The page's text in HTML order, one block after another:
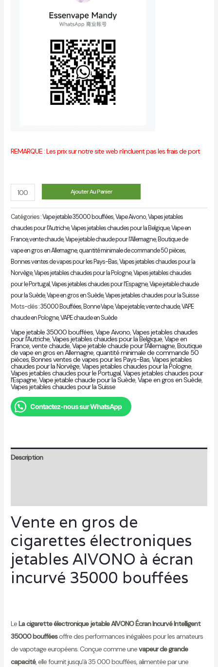
REMARQUE : Les prix sur notre site web n'incluent pas les frais de port
Quantité Ajouter Au Panier
Catégories :Vape jetable 35000 bouffées,Vape Aivono,Vapes jetables
chaudes pour l'Autriche,Vapes jetables chaudes pour la Belgique,Vape en
France, vente chaude,Vape jetable chaude pour l'Allemagne, Boutique de
vape en gros en Allemagne,quantité minimale de commande 50 pièces,
Bonnes ventes de vapes pour les Pays-Bas,Vapes jetables chaudes pour la
Norvège,Vapes jetables chaudes pour la Pologne,Vapes jetables chaudes
pour le Portugal,Vapes jetables chaudes pour l'Espagne,Vape jetable chaude
pour la Suède,Vape en gros en Suède,Vapes jetables chaudes pour la Suisse
Mots-clés :35000 Bouffées, Bonne Vape,Vape jetable, vente chaude,VAPE
chaude en Pologne,VAPE chaude en Suède
Vape jetable 35000 bouffées,Vape Aivono,Vapes jetables chaudes
pour l'Autriche,Vapes jetables chaudes pour la Belgique,Vape en
France, vente chaude,Vape jetable chaude pour l'Allemagne,Boutique
de vape en gros en Allemagne,quantité minimale de commande 50
pièces,Bonnes ventes de vapes pour les Pays-Bas,Vapes jetables
chaudes pour la Norvège,Vapes jetables chaudes pour la Pologne,
Vapes jetables chaudes pour le Portugal,Vapes jetables chaudes pour
l'Espagne,Vape jetable chaude pour la Suède,Vape en gros en Suède,
Vapes jetables chaudes pour la Suisse
Contactez-nous sur WhatsApp
Description
Vente en gros de
cigarettes électroniques
jetables AIVONO à écran
incurvé 35000 bouffées
LeLa cigarette électronique jetable AIVONO Écran Incurvé Intelligent
35000 boufféesoffre des performances inégalées pour les amateurs
de vapotage européens. Conçue comme unevapeur de grande
capacité, elle fournit jusqu'à 35 000 bouffées, alimentée par une